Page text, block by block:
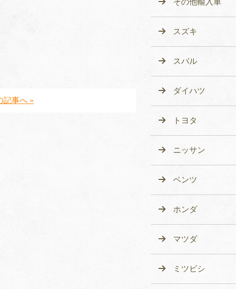
記事へ »
その他輸入車
スズキ
スバル
ダイハツ
トヨタ
ニッサン
ベンツ
ホンダ
マツダ
ミツビシ